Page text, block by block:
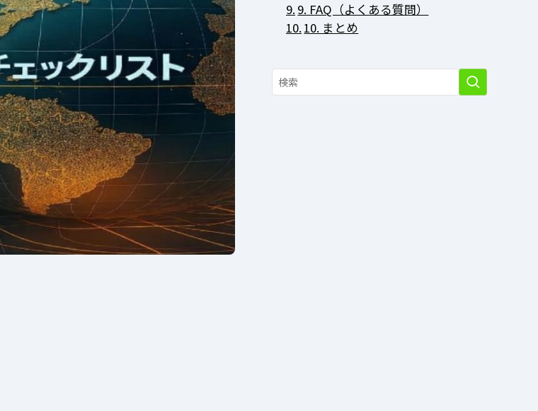
9. FAQ（よくある質問）
10. まとめ